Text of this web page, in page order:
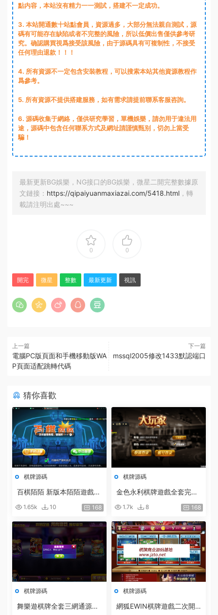
點内容，本站沒有精力一一測試，搭建不一定成功。
3. 本站開通數十站點會員，資源過多，大部分無法親自測試，源
碼有可能存在缺陷或者不完整的風險，所以低價出售僅供參考研
究。确認購買視爲接受該風險，由于源碼具有可複制性，不接受
任何理由退款！！！
4. 所有資源不一定包含安裝教程，可以搜索本站其他資源教程作
爲參考。
5. 所有資源不提供搭建服務，如有需求請提前聯系客服咨詢。
6. 源碼收集于網絡，僅供研究學習，單機娛樂，請勿用于違法用
途，源碼中包含任何聯系方式及網址請謹慎甄别，切勿上當受
騙！
最新更新BG娛樂，NG接口的BG娛樂，微星二開完整數據原
文鏈接： https://qipaiyuanmaxiazai.com/5418.html ，轉
載請注明出處~~~
0 0
開完 微星 整數 最新更新 視訊
上一篇
電腦PC版頁面和手機移動版WA
P頁面适配跳轉代碼
下一篇
mssql2005修改1433默認端口
猜你喜歡
棋牌源碼
百棋陌陌 新版本陌陌遊戲整
019最新陌陌真錢棋牌帶房
卡俱樂部 陌陌修複版組件
1.65k 10 168
棋牌源碼
金色永利棋牌遊戲全套完整
1.7k 8 168
棋牌源碼
舞樂遊棋牌全套三網通源代
棋牌源碼
網狐EWIN棋牌遊戲二次開